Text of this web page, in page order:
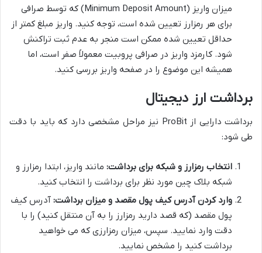
میزان واریز (Minimum Deposit Amount) که توسط صرافی
برای هر رمزارز تعیین شده است، توجه کنید. واریز مبلغ کمتر از
حداقل تعیین شده ممکن است منجر به عدم ثبت تراکنش
شود. کارمزد واریز در صرافی پروبیت معمولاً صفر است، اما
همیشه این موضوع را در صفحه واریز بررسی کنید.
برداشت ارز دیجیتال
برداشت دارایی از ProBit نیز مراحل مشخصی دارد که باید با دقت
طی شود:
انتخاب رمزارز و شبکه برای برداشت: مانند واریز، ابتدا رمزارز و
شبکه بلاک چین مورد نظر برای برداشت را انتخاب کنید.
وارد کردن آدرس کیف پول مقصد و میزان برداشت: آدرس کیف
پول مقصد (که قصد دارید رمزارز را به آن منتقل کنید) را با
دقت وارد نمایید. سپس، میزان رمزارزی که می خواهید
برداشت کنید را مشخص نمایید.